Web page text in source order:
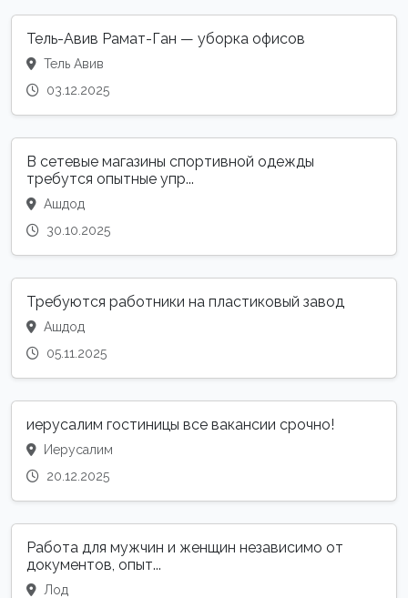
Тель-Авив Рамат-Ган — уборка офисов
Тель Авив
03.12.2025
В сетевые магазины спортивной одежды
требутся опытные упр...
Ашдод
30.10.2025
Требуются работники на пластиковый завод
Ашдод
05.11.2025
иерусалим гостиницы все вакансии срочно!
Иерусалим
20.12.2025
Работа для мужчин и женщин независимо от
документов, опыт...
Лод